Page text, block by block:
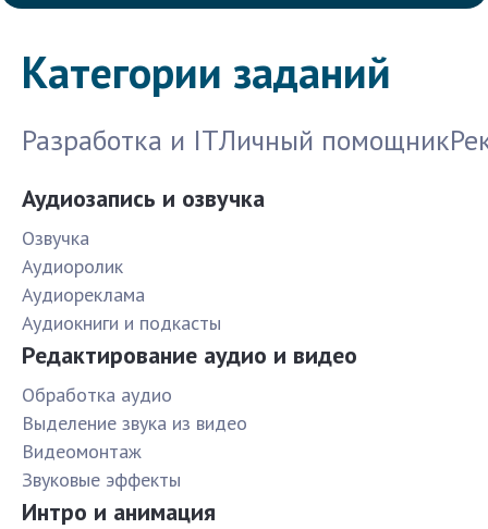
Категории заданий
Разработка и ITЛичный помощник
Аудиозапись и озвучка
Озвучка
Аудиоролик
Аудиореклама
Аудиокниги и подкасты
Редактирование аудио и видео
Обработка аудио
Выделение звука из видео
Видеомонтаж
Звуковые эффекты
Интро и анимация